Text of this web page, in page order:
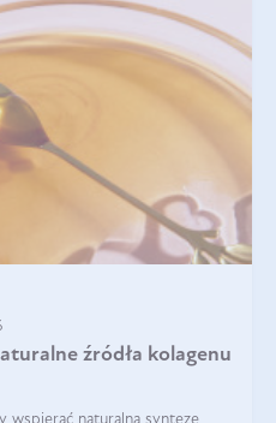
źródła kolagenu